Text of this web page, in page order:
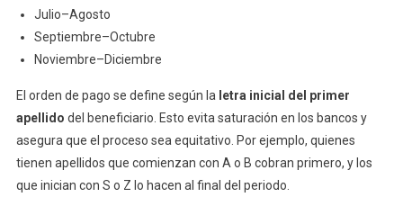
Julio–Agosto
Septiembre–Octubre
Noviembre–Diciembre
El orden de pago se define según la letra inicial del primer
apellido del beneficiario. Esto evita saturación en los bancos y
asegura que el proceso sea equitativo. Por ejemplo, quienes
tienen apellidos que comienzan con A o B cobran primero, y los
que inician con S o Z lo hacen al final del periodo.